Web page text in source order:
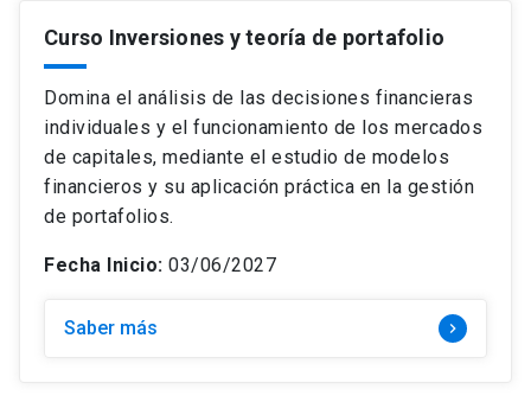
Curso Inversiones y teoría de portafolio
Domina el análisis de las decisiones financieras
individuales y el funcionamiento de los mercados
de capitales, mediante el estudio de modelos
financieros y su aplicación práctica en la gestión
de portafolios.
Fecha Inicio: 03/06/2027
Saber más keyboard_arrow_right